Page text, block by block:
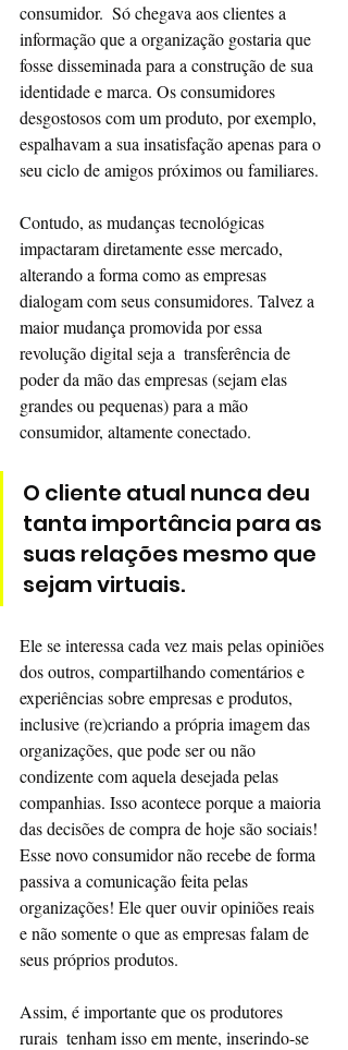
consumidor.  Só chegava aos clientes a
informação que a organização gostaria que
fosse disseminada para a construção de sua
identidade e marca. Os consumidores
desgostosos com um produto, por exemplo,
espalhavam a sua insatisfação apenas para o
seu ciclo de amigos próximos ou familiares.
Contudo, as mudanças tecnológicas
impactaram diretamente esse mercado,
alterando a forma como as empresas
dialogam com seus consumidores. Talvez a
maior mudança promovida por essa
revolução digital seja a  transferência de
poder da mão das empresas (sejam elas
grandes ou pequenas) para a mão
consumidor, altamente conectado.
O cliente atual nunca deu
tanta importância para as
suas relações mesmo que
sejam virtuais.
Ele se interessa cada vez mais pelas opiniões
dos outros, compartilhando comentários e
experiências sobre empresas e produtos,
inclusive (re)criando a própria imagem das
organizações, que pode ser ou não
condizente com aquela desejada pelas
companhias. Isso acontece porque a maioria
das decisões de compra de hoje são sociais!
Esse novo consumidor não recebe de forma
passiva a comunicação feita pelas
organizações! Ele quer ouvir opiniões reais
e não somente o que as empresas falam de
seus próprios produtos.
Assim, é importante que os produtores
rurais  tenham isso em mente, inserindo-se